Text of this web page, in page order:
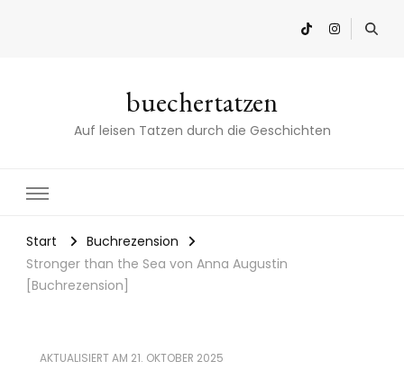
buechertatzen
Auf leisen Tatzen durch die Geschichten
Start
Buchrezension
Stronger than the Sea von Anna Augustin
[Buchrezension]
AKTUALISIERT AM 21. OKTOBER 2025